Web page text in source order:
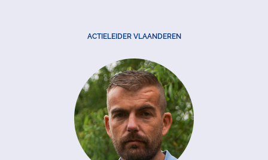
ACTIELEIDER VLAANDEREN